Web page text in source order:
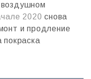
2020 снова
и продление
покраска